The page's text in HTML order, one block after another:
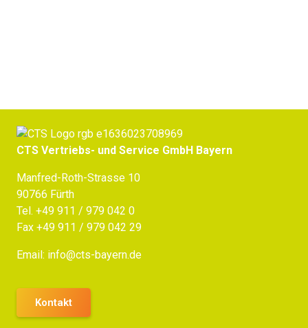
CTS Vertriebs- und Service GmbH Bayern
Manfred-Roth-Strasse 10
90766 Fürth
Tel. +49 911 / 979 042 0
Fax +49 911 / 979 042 29
Email: info@cts-bayern.de
Kontakt